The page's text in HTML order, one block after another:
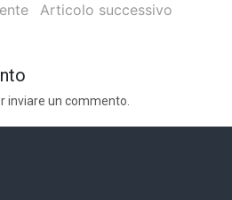
Articolo successivo
inviare un commento.